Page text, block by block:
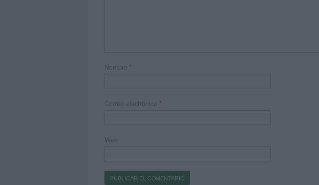
Nombre *
Correo electrónico *
Web